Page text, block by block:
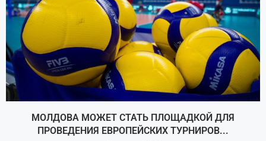
МОЛДОВА МОЖЕТ СТАТЬ ПЛОЩАДКОЙ ДЛЯ
ПРОВЕДЕНИЯ ЕВРОПЕЙСКИХ ТУРНИРОВ...